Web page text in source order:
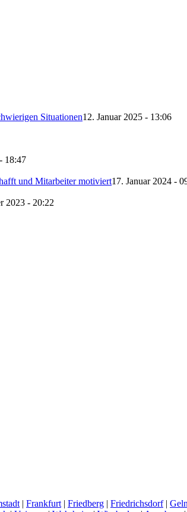
Situationen12. Januar 2025 - 13:06
18:47
und Mitarbeiter motiviert17. Januar 2024 -
2023 - 20:22
| Frankfurt | Friedberg | Friedrichsdorf|